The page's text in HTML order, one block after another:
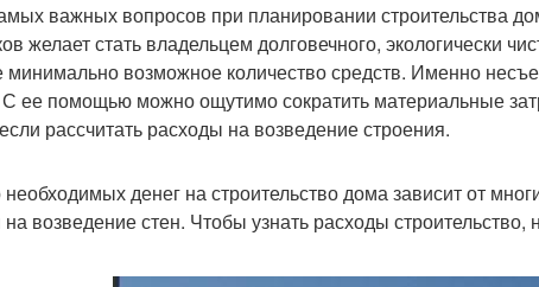
важных вопросов при планировании строительства
желает стать владельцем долговечного, экологически
минимально возможное количество средств. Именно
ее помощью можно ощутимо сократить материальные
рассчитать расходы на возведение строения.
необходимых денег на строительство дома зависит от
на возведение стен. Чтобы узнать расходы